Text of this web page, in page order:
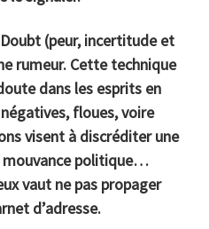
(peur, incertitude et
rumeur. Cette technique
dans les esprits en
floues, voire
visent à discréditer une
mouvance politique…
vaut ne pas propager
d’adresse.